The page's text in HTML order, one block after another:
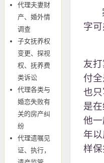
代理夫妻财
产、婚外情
调查
子女抚养权
变更、探视
权、抚养费
类诉讼
代理各类与
婚恋失败有
关的房产纠
纷
代理遗嘱见
证、执行，
字
友
付
也
是
他
年
样保